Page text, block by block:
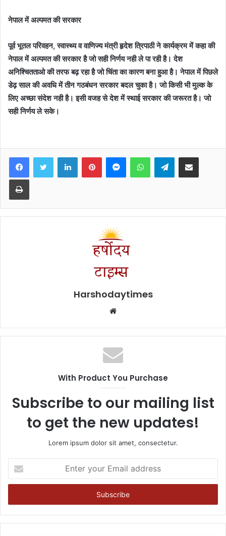
नेपाल में अल्पमत की सरकार
पूर्व भूतल परिवहन, स्वास्थ्य व वाणिज्य मंत्री हृदेश त्रिपाठी ने कार्यक्रम में कहा की
नेपाल में अल्पमत की सरकार है जो सही निर्णय नही ले पा रही है। देश
अनिश्चितताओ की तरफ बढ़ रहा है जो चिंता का कारण बना हुआ है। नेपाल में पिछले
डेढ़ साल की अवधि में तीन गठबंधन सरकार बदल चुका है। जो किसी भी मुल्क के
लिए अच्छा संदेश नही है। इसी वजह से देश में स्थाई सरकार की जरूरत है। जो
सही निर्णय ले सके।
FacebookTwitter LinkedInPinterestMessengerWhatsAppTelegramShare via Email
Print
Harshodaytimes
Website
With Product You Purchase
Subscribe to our mailing list
to get the new updates!
Lorem ipsum dolor sit amet, consectetur.
your
Email